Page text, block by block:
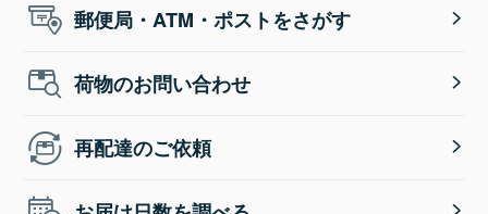
郵便局・ATM・ポストをさがす
荷物のお問い合わせ
再配達のご依頼